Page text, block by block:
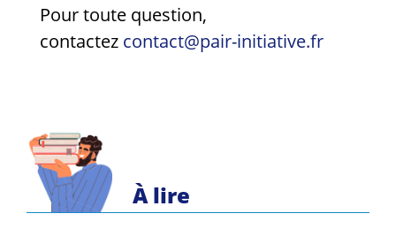
Pour toute question,
contactez contact@pair-initiative.fr
À lire